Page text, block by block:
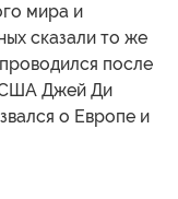
мира и
сказали то же
после
США Джей Ди
о Европе и